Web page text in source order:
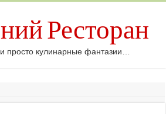
Ресторан
просто кулинарные фантазии…